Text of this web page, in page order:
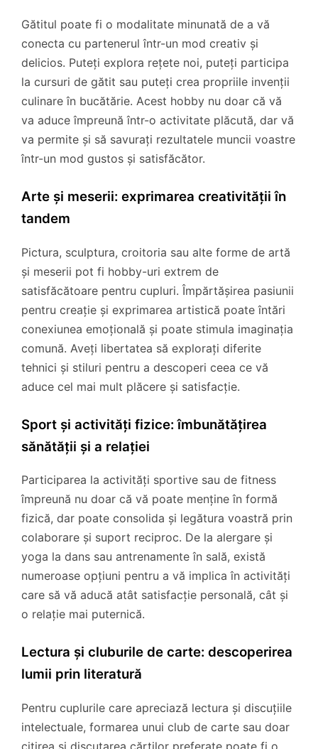
Gătitul poate fi o modalitate minunată de a vă
conecta cu partenerul într-un mod creativ și
delicios. Puteți explora rețete noi, puteți participa
la cursuri de gătit sau puteți crea propriile invenții
culinare în bucătărie. Acest hobby nu doar că vă
va aduce împreună într-o activitate plăcută, dar vă
va permite și să savurați rezultatele muncii voastre
într-un mod gustos și satisfăcător.
Arte și meserii: exprimarea creativității în
tandem
Pictura, sculptura, croitoria sau alte forme de artă
și meserii pot fi hobby-uri extrem de
satisfăcătoare pentru cupluri. Împărtășirea pasiunii
pentru creație și exprimarea artistică poate întări
conexiunea emoțională și poate stimula imaginația
comună. Aveți libertatea să explorați diferite
tehnici și stiluri pentru a descoperi ceea ce vă
aduce cel mai mult plăcere și satisfacție.
Sport și activități fizice: îmbunătățirea
sănătății și a relației
Participarea la activități sportive sau de fitness
împreună nu doar că vă poate menține în formă
fizică, dar poate consolida și legătura voastră prin
colaborare și suport reciproc. De la alergare și
yoga la dans sau antrenamente în sală, există
numeroase opțiuni pentru a vă implica în activități
care să vă aducă atât satisfacție personală, cât și
o relație mai puternică.
Lectura și cluburile de carte: descoperirea
lumii prin literatură
Pentru cuplurile care apreciază lectura și discuțiile
intelectuale, formarea unui club de carte sau doar